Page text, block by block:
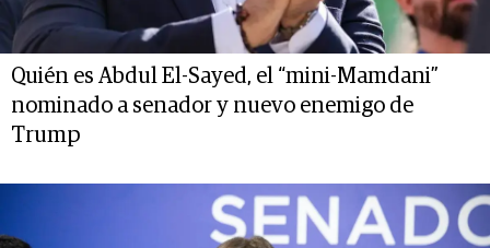
Quién es Abdul El-Sayed, el “mini-Mamdani”
nominado a senador y nuevo enemigo de
Trump